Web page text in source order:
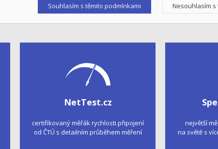
NetTest.cz
certifikovaný měřák rychlosti připojení
od ČTÚ s detailním průběhem měření
největší
na světě s